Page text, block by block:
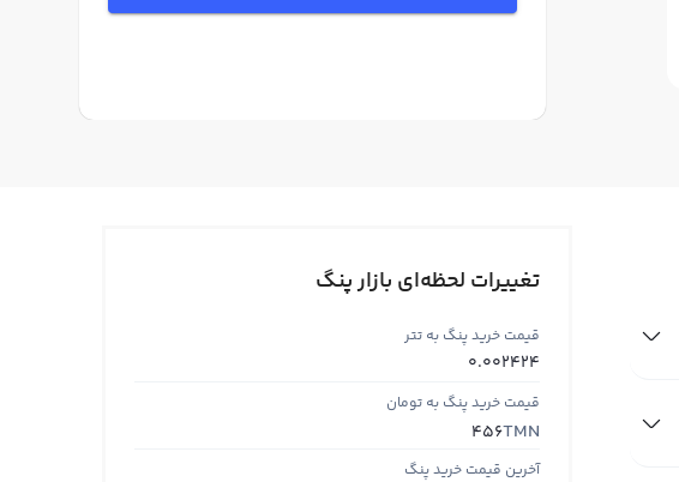
تغییرات لحظه‌ای بازار پنگ
قیمت خرید پنگ به تتر
0.002424
قیمت خرید پنگ به تومان
TMN
456
آخرین قیمت خرید پنگ